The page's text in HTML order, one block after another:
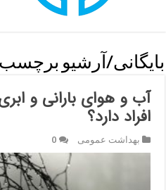
بایگانی/آرشیو برچسب
آب و هوای بارانی و
افراد دارد؟
بهداشت عمومی 0